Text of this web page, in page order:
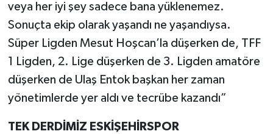
veya her iyi şey sadece bana yüklenemez.
Sonuçta ekip olarak yaşandı ne yaşandıysa.
Süper Ligden Mesut Hoşcan’la düşerken de, TFF
1 Ligden, 2. Lige düşerken de 3. Ligden amatöre
düşerken de Ulaş Entok başkan her zaman
yönetimlerde yer aldı ve tecrübe kazandı”
TEK DERDİMİZ ESKİŞEHİRSPOR